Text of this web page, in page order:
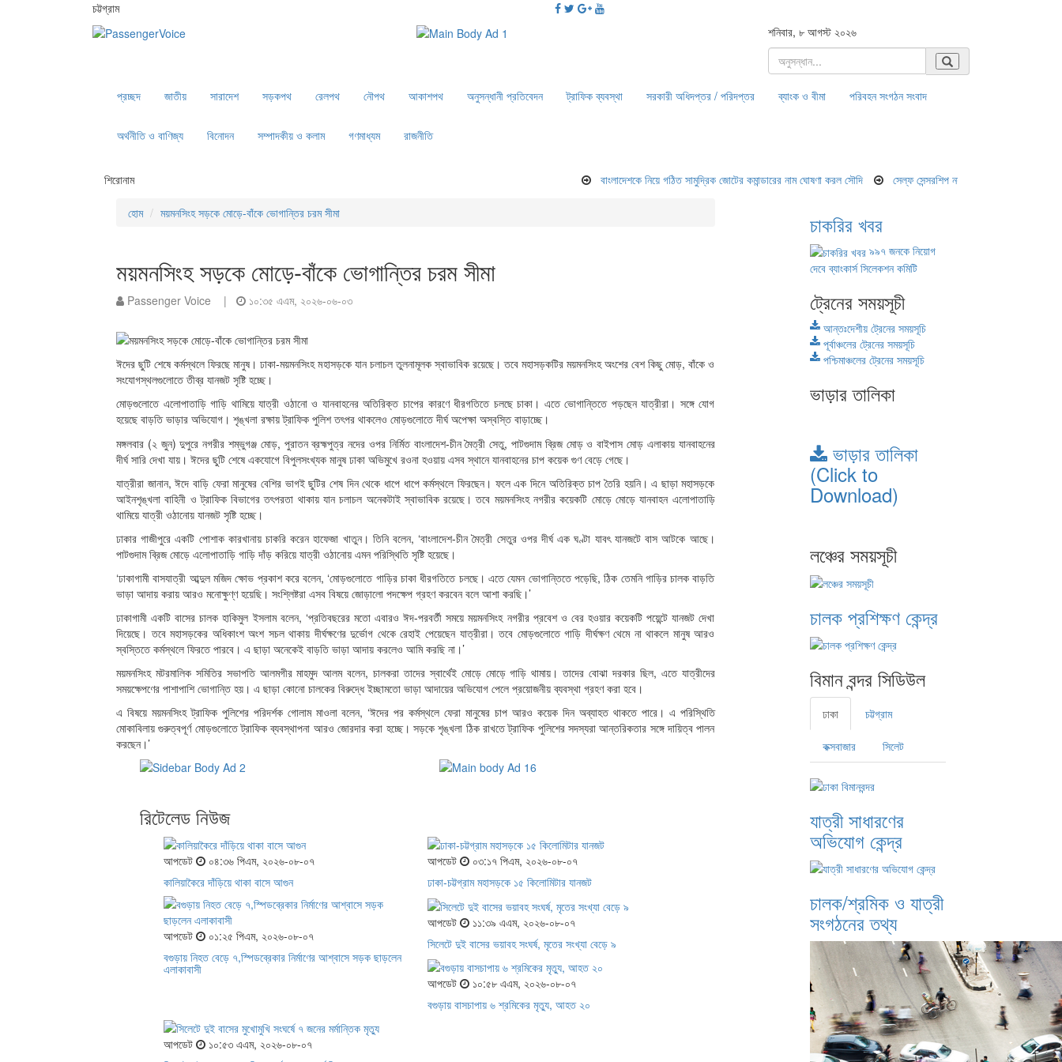
চট্টগ্রাম
শনিবার, ৮ আগস্ট ২০২৬
প্রচ্ছদ জাতীয় সারাদেশ সড়কপথ রেলপথ নৌপথ আকাশপথ অনুসন্ধানী প্রতিবেদন ট্রাফিক ব্যবস্থা সরকারী অধিদপ্তর / পরিদপ্তর ব্যাংক ও বীমা পরিবহন সংগঠন সংবাদ
অর্থনীতি ও বাণিজ্য বিনোদন সম্পাদকীয় ও কলাম গণমাধ্যম রাজনীতি
শিরোনাম বাংলাদেশকে নিয়ে গঠিত সামুদ্রিক জোটের কমান্ডারের নাম ঘোষণা করল সৌদি সেল্ফ সেন্সরশিপ নয়, বস্তুনিষ্ঠ সংবাদ পরিবেশন করতে হবে
হোম ময়মনসিংহ সড়কে মোড়ে-বাঁকে ভোগান্তির চরম সীমা
ময়মনসিংহ সড়কে মোড়ে-বাঁকে ভোগান্তির চরম সীমা
Passenger Voice | ১০:৩৫ এএম, ২০২৬-০৬-০৩
ঈদের ছুটি শেষে কর্মস্থলে ফিরছে মানুষ। ঢাকা-ময়মনসিংহ মহাসড়কে যান চলাচল তুলনামূলক স্বাভাবিক রয়েছে। তবে মহাসড়কটির ময়মনসিংহ অংশের বেশ কিছু মোড়, বাঁকে ও
সংযোগস্থলগুলোতে তীব্র যানজট সৃষ্টি হচ্ছে।
মোড়গুলোতে এলোপাতাড়ি গাড়ি থামিয়ে যাত্রী ওঠানো ও যানবাহনের অতিরিক্ত চাপের কারণে ধীরগতিতে চলছে চাকা। এতে ভোগান্তিতে পড়ছেন যাত্রীরা। সঙ্গে যোগ
হয়েছে বাড়তি ভাড়ার অভিযোগ। শৃঙ্খলা রক্ষায় ট্রাফিক পুলিশ তৎপর থাকলেও মোড়গুলোতে দীর্ঘ অপেক্ষা অস্বস্তি বাড়াচ্ছে।
মঙ্গলবার (২ জুন) দুপুরে নগরীর শম্ভুগঞ্জ মোড়, পুরাতন ব্রহ্মপুত্র নদের ওপর নির্মিত বাংলাদেশ-চীন মৈত্রী সেতু, পাটগুদাম ব্রিজ মোড় ও বাইপাস মোড় এলাকায় যানবাহনের
দীর্ঘ সারি দেখা যায়। ঈদের ছুটি শেষে একযোগে বিপুলসংখ্যক মানুষ ঢাকা অভিমুখে রওনা হওয়ায় এসব স্থানে যানবাহনের চাপ কয়েক গুণ বেড়ে গেছে।
যাত্রীরা জানান, ঈদে বাড়ি ফেরা মানুষের বেশির ভাগই ছুটির শেষ দিন থেকে ধাপে ধাপে কর্মস্থলে ফিরছেন। ফলে এক দিনে অতিরিক্ত চাপ তৈরি হয়নি। এ ছাড়া মহাসড়কে
আইনশৃঙ্খলা বাহিনী ও ট্রাফিক বিভাগের তৎপরতা থাকায় যান চলাচল অনেকটাই স্বাভাবিক রয়েছে। তবে ময়মনসিংহ নগরীর কয়েকটি মোড়ে মোড়ে যানবাহন এলোপাতাড়ি
থামিয়ে যাত্রী ওঠানোয় যানজট সৃষ্টি হচ্ছে।
ঢাকার গাজীপুরে একটি পোশাক কারখানায় চাকরি করেন হাফেজা খাতুন। তিনি বলেন, ‘বাংলাদেশ-চীন মৈত্রী সেতুর ওপর দীর্ঘ এক ঘণ্টা যাবৎ যানজটে বাস আটকে আছে।
পাটগুদাম ব্রিজ মোড়ে এলোপাতাড়ি গাড়ি দাঁড় করিয়ে যাত্রী ওঠানোয় এমন পরিস্থিতি সৃষ্টি হয়েছে।
‘ঢাকাগামী বাসযাত্রী আব্দুল মজিদ ক্ষোভ প্রকাশ করে বলেন, ‘মোড়গুলোতে গাড়ির চাকা ধীরগতিতে চলছে। এতে যেমন ভোগান্তিতে পড়েছি, ঠিক তেমনি গাড়ির চালক বাড়তি
ভাড়া আদায় করায় আরও মনোক্ষুণ্ণ হয়েছি। সংশ্লিষ্টরা এসব বিষয়ে জোড়ালো পদক্ষেপ গ্রহণ করবেন বলে আশা করছি।’
ঢাকাগামী একটি বাসের চালক হাকিমুল ইসলাম বলেন, ‘প্রতিবছরের মতো এবারও ঈদ-পরবর্তী সময়ে ময়মনসিংহ নগরীর প্রবেশ ও বের হওয়ার কয়েকটি পয়েন্টে যানজট দেখা
দিয়েছে। তবে মহাসড়কের অধিকাংশ অংশ সচল থাকায় দীর্ঘক্ষণের দুর্ভোগ থেকে রেহাই পেয়েছেন যাত্রীরা। তবে মোড়গুলোতে গাড়ি দীর্ঘক্ষণ থেমে না থাকলে মানুষ আরও
স্বস্তিতে কর্মস্থলে ফিরতে পারবে। এ ছাড়া অনেকেই বাড়তি ভাড়া আদায় করলেও আমি করছি না।’
ময়মনসিংহ মটরমালিক সমিতির সভাপতি আলমগীর মাহমুদ আলম বলেন, চালকরা তাদের স্বার্থেই মোড়ে মোড়ে গাড়ি থামায়। তাদের বোঝা দরকার ছিল, এতে যাত্রীদের
সময়ক্ষেপণের পাশাপাশি ভোগান্তি হয়। এ ছাড়া কোনো চালকের বিরুদ্ধে ইচ্ছামতো ভাড়া আদায়ের অভিযোগ পেলে প্রয়োজনীয় ব্যবস্থা গ্রহণ করা হবে।
এ বিষয়ে ময়মনসিংহ ট্রাফিক পুলিশের পরিদর্শক গোলাম মাওলা বলেন, ‘ঈদের পর কর্মস্থলে ফেরা মানুষের চাপ আরও কয়েক দিন অব্যাহত থাকতে পারে। এ পরিস্থিতি
মোকাবিলায় গুরুত্বপূর্ণ মোড়গুলোতে ট্রাফিক ব্যবস্থাপনা আরও জোরদার করা হচ্ছে। সড়কে শৃঙ্খলা ঠিক রাখতে ট্রাফিক পুলিশের সদস্যরা আন্তরিকতার সঙ্গে দায়িত্ব পালন
করছেন।’
রিটেলেড নিউজ
আপডেট
০৪:৩৬ পিএম, ২০২৬-০৮-০৭
কালিয়াকৈরে দাঁড়িয়ে থাকা বাসে আগুন
আপডেট
০৩:১৭ পিএম, ২০২৬-০৮-০৭
ঢাকা-চট্টগ্রাম মহাসড়কে ১৫ কিলোমিটার যানজট
আপডেট
০১:২৫ পিএম, ২০২৬-০৮-০৭
বগুড়ায় নিহত বেড়ে ৭,স্পিডব্রেকার নির্মাণের আশ্বাসে সড়ক ছাড়লেন
এলাকাবাসী
আপডেট
১১:৩৯ এএম, ২০২৬-০৮-০৭
সিলেটে দুই বাসের ভয়াবহ সংঘর্ষ, মৃতের সংখ্যা বেড়ে ৯
আপডেট
১০:৫৮ এএম, ২০২৬-০৮-০৭
বগুড়ায় বাসচাপায় ৬ শ্রমিকের মৃত্যু, আহত ২০
আপডেট
১০:৫৩ এএম, ২০২৬-০৮-০৭
চাকরির খবর
৯৯৭ জনকে নিয়োগ
দেবে ব্যাংকার্স সিলেকশন কমিটি
ট্রেনের সময়সূচী
আন্তঃদেশীয় ট্রেনের সময়সূচি
পূর্বাঞ্চলের ট্রেনের সময়সূচি
পশ্চিমাঞ্চলের ট্রেনের সময়সূচি
ভাড়ার তালিকা
ভাড়ার তালিকা
(Click to
Download)
লঞ্চের সময়সূচী
চালক প্রশিক্ষণ কেন্দ্র
বিমান বন্দর সিডিউল
ঢাকা চট্টগ্রাম
কক্সবাজার সিলেট
যাত্রী সাধারণের
অভিযোগ কেন্দ্র
চালক/শ্রমিক ও যাত্রী
সংগঠনের তথ্য